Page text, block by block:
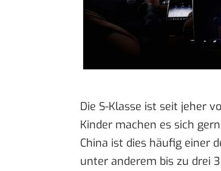
Die S-Klasse ist seit jeher
Kinder machen es sich
China ist dies häufig einer
unter anderem bis zu drei